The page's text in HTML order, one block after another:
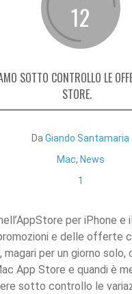
12
SOTTO CONTROLLO LE
STORE.
DaGiando Santamaria
Mac, News
1
per iPhone e
e delle offerte
magari per un giorno solo,
App Store e quandi è
sotto controllo le